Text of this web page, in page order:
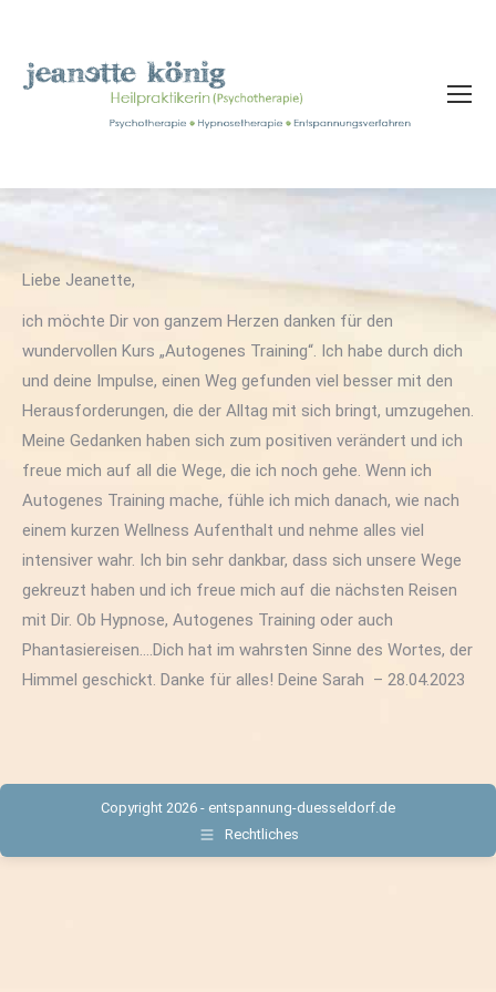
Liebe Jeanette,
ich möchte Dir von ganzem Herzen danken für den
wundervollen Kurs „Autogenes Training“. Ich habe durch dich
und deine Impulse, einen Weg gefunden viel besser mit den
Herausforderungen, die der Alltag mit sich bringt, umzugehen.
Meine Gedanken haben sich zum positiven verändert und ich
freue mich auf all die Wege, die ich noch gehe. Wenn ich
Autogenes Training mache, fühle ich mich danach, wie nach
einem kurzen Wellness Aufenthalt und nehme alles viel
intensiver wahr. Ich bin sehr dankbar, dass sich unsere Wege
gekreuzt haben und ich freue mich auf die nächsten Reisen
mit Dir. Ob Hypnose, Autogenes Training oder auch
Phantasiereisen….Dich hat im wahrsten Sinne des Wortes, der
Himmel geschickt. Danke für alles! Deine Sarah – 28.04.2023
Copyright 2026 - entspannung-duesseldorf.de
Rechtliches